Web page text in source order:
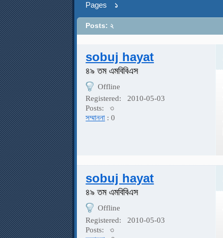
Pages ১
Posts: ২
sobuj hayat
৪৯ তম এমবিবিএস
Offline
Registered:
2010-05-03
Posts:
৩
সম্মাননা : 0
sobuj hayat
৪৯ তম এমবিবিএস
Offline
Registered:
2010-05-03
Posts:
৩